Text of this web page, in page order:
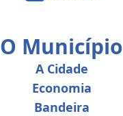
O Município
A Cidade
Economia
Bandeira